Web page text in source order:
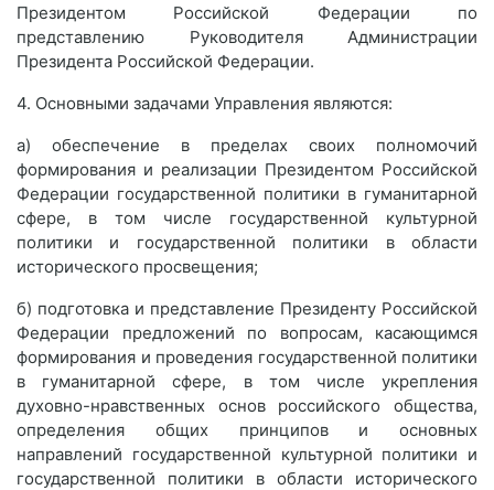
Президентом Российской Федерации по
представлению Руководителя Администрации
Президента Российской Федерации.
4. Основными задачами Управления являются:
а) обеспечение в пределах своих полномочий
формирования и реализации Президентом Российской
Федерации государственной политики в гуманитарной
сфере, в том числе государственной культурной
политики и государственной политики в области
исторического просвещения;
б) подготовка и представление Президенту Российской
Федерации предложений по вопросам, касающимся
формирования и проведения государственной политики
в гуманитарной сфере, в том числе укрепления
духовно-нравственных основ российского общества,
определения общих принципов и основных
направлений государственной культурной политики и
государственной политики в области исторического